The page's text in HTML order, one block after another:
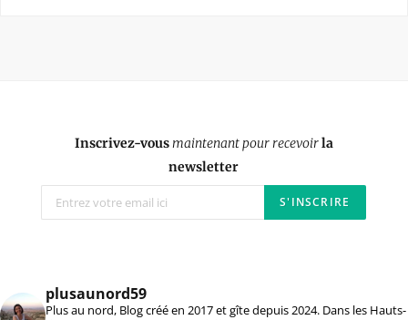
Inscrivez-vousmaintenant pour recevoirla
newsletter
plusaunord59
Plus au nord, Blog créé en 2017 et gîte depuis 2024. Dans les Hauts-